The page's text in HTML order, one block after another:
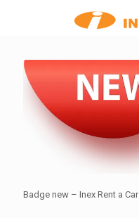
Badge new – Inex Rent a Car